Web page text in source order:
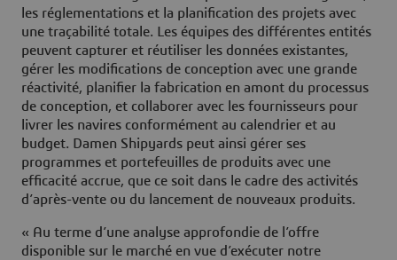
les réglementations et la planification des projets avec
une traçabilité totale. Les équipes des différentes entités
peuvent capturer et réutiliser les données existantes,
gérer les modifications de conception avec une grande
réactivité, planifier la fabrication en amont du processus
de conception, et collaborer avec les fournisseurs pour
livrer les navires conformément au calendrier et au
budget. Damen Shipyards peut ainsi gérer ses
programmes et portefeuilles de produits avec une
efficacité accrue, que ce soit dans le cadre des activités
d’après-vente ou du lancement de nouveaux produits.
« Au terme d’une analyse approfondie de l’offre
disponible sur le marché en vue d’exécuter notre